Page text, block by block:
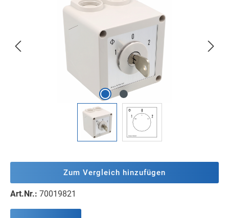
Zum Vergleich hinzufügen
Art.Nr.: 70019821